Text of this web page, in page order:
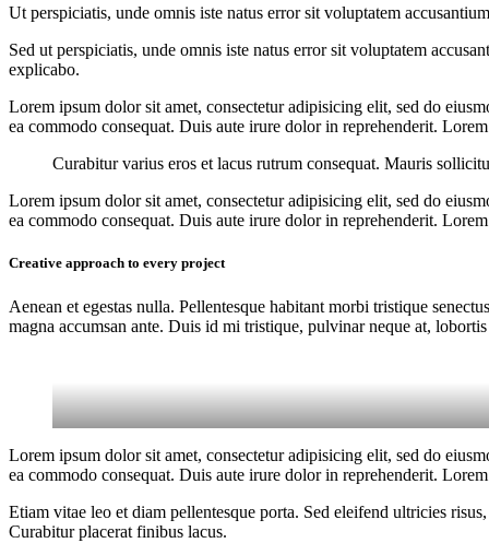
Ut perspiciatis, unde omnis iste natus error sit voluptatem
Sed ut perspiciatis, unde omnis iste natus error sit voluptatem
explicabo.
Lorem ipsum dolor sit amet, consectetur adipisicing elit, sed do
ea commodo consequat. Duis aute irure dolor in reprehenderit.
Curabitur varius eros et lacus rutrum consequat. Mauris
Lorem ipsum dolor sit amet, consectetur adipisicing elit, sed do
ea commodo consequat. Duis aute irure dolor in reprehenderit.
Creative approach to every project
Aenean et egestas nulla. Pellentesque habitant morbi tristique
magna accumsan ante. Duis id mi tristique, pulvinar neque at,
Lorem ipsum dolor sit amet, consectetur adipisicing elit, sed do
ea commodo consequat. Duis aute irure dolor in reprehenderit.
Etiam vitae leo et diam pellentesque porta. Sed eleifend ultricies
Curabitur placerat finibus lacus.